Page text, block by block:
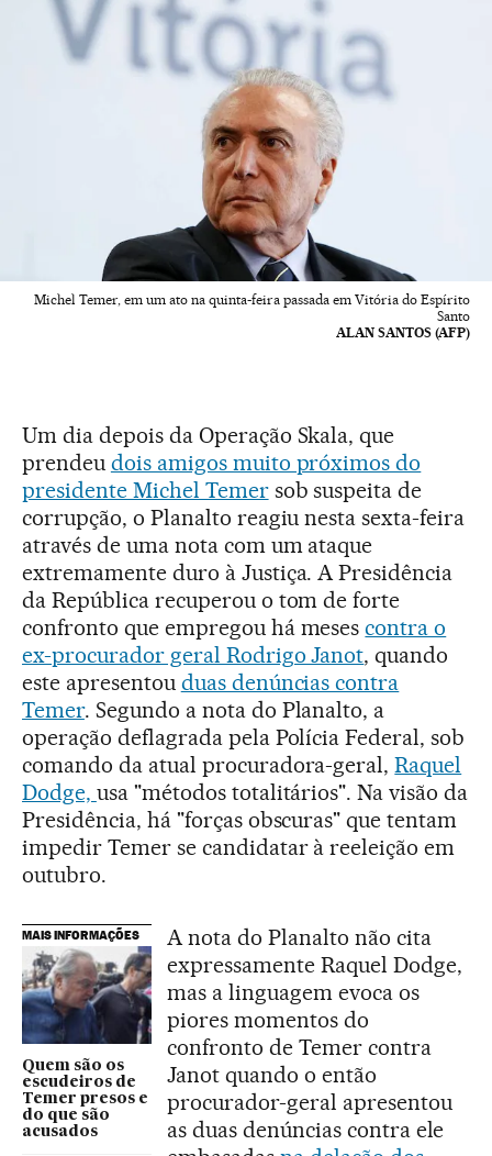
Michel Temer, em um ato na quinta-feira passada em Vitória do Espírito
Santo
ALAN SANTOS (AFP)
Um dia depois da Operação Skala, que
prendeu dois amigos muito próximos do
presidente Michel Temersob suspeita de
corrupção, o Planalto reagiu nesta sexta-feira
através de uma nota com um ataque
extremamente duro à Justiça. A Presidência
da República recuperou o tom de forte
confronto que empregou há mesescontra o
ex-procurador geral Rodrigo Janot, quando
este apresentou duas denúncias contra
Temer. Segundo a nota do Planalto, a
operação deflagrada pela Polícia Federal, sob
comando da atual procuradora-geral,Raquel
Dodge, usa "métodos totalitários". Na visão da
Presidência, há "forças obscuras" que tentam
impedir Temer se candidatar à reeleição em
outubro.
MAIS INFORMAÇÕES
Quem são os
escudeiros de
Temer presos e
do que são
acusados
A nota do Planalto não cita
expressamente Raquel Dodge,
mas a linguagem evoca os
piores momentos do
confronto de Temer contra
Janot quando o então
procurador-geral apresentou
as duas denúncias contra ele